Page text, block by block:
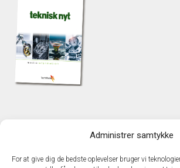
Administrer samtykke
For at give dig de bedste oplevelser bruger vi
TechMedia A/S
DK - 2600 Glostrup